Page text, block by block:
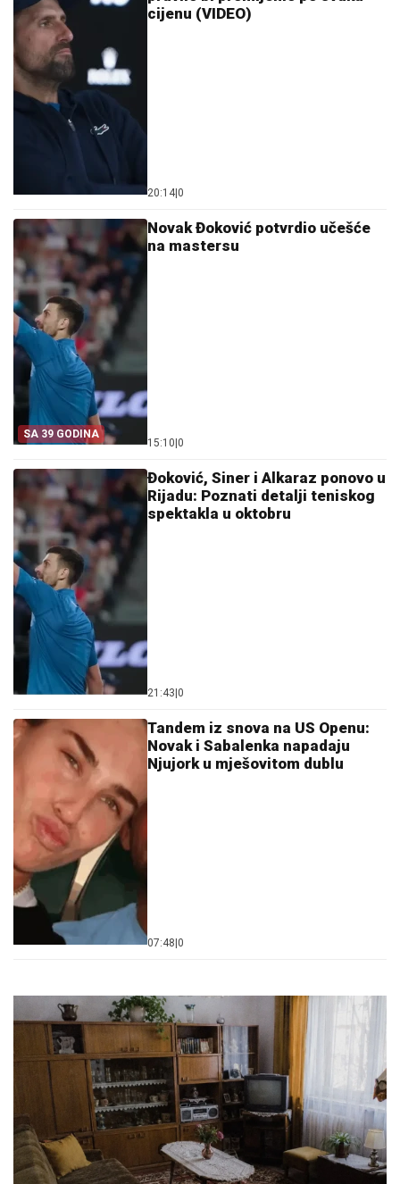
cijenu (VIDEO)
20:14 0
SA 39 GODINA
Novak Đoković potvrdio učešće
na mastersu
15:10 0
Đoković, Siner i Alkaraz ponovo u
Rijadu: Poznati detalji teniskog
spektakla u oktobru
21:43 0
Tandem iz snova na US Openu:
Novak i Sabalenka napadaju
Njujork u mješovitom dublu
07:48 0